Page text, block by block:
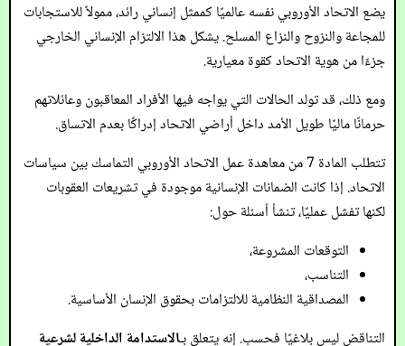
يضع الاتحاد الأوروبي نفسه عالميًا كممثل إنساني رائد، ممولاً للاستجابات
للمجاعة والنزوح والنزاع المسلح. يشكل هذا الالتزام الإنساني الخارجي
جزءًا من هوية الاتحاد كقوة معيارية.
ومع ذلك، قد تولد الحالات التي يواجه فيها الأفراد المعاقبون وعائلاتهم
حرمانًا ماليًا طويل الأمد داخل أراضي الاتحاد إدراكًا بعدم الاتساق.
تتطلب المادة 7 من معاهدة عمل الاتحاد الأوروبي التماسك بين سياسات
الاتحاد. إذا كانت الضمانات الإنسانية موجودة في تشريعات العقوبات
لكنها تفشل عمليًا، تنشأ أسئلة حول:
التوقعات المشروعة،
التناسب،
المصداقية النظامية للالتزامات بحقوق الإنسان الأساسية.
التناقض ليس بلاغيًا فحسب. إنه يتعلق بـالاستدامة الداخلية لشرعية